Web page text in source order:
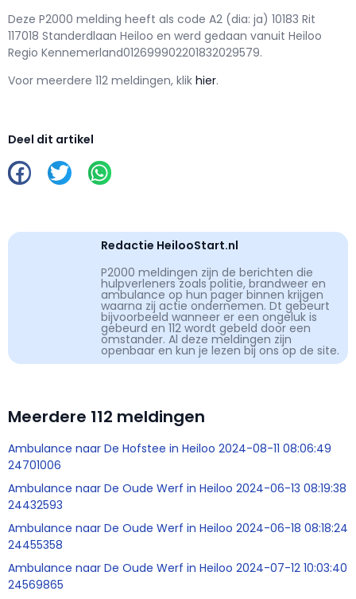
Deze P2000 melding heeft als code A2 (dia: ja) 10183 Rit
117018 Standerdlaan Heiloo en werd gedaan vanuit Heiloo
Regio Kennemerland012699902201832029579.
Voor meerdere 112 meldingen, klik hier.
Deel dit artikel
Redactie HeilooStart.nl
P2000 meldingen zijn de berichten die
hulpverleners zoals politie, brandweer en
ambulance op hun pager binnen krijgen
waarna zij actie ondernemen. Dt gebeurt
bijvoorbeeld wanneer er een ongeluk is
gebeurd en 112 wordt gebeld door een
omstander. Al deze meldingen zijn
openbaar en kun je lezen bij ons op de site.
Meerdere 112 meldingen
Ambulance naar De Hofstee in Heiloo 2024-08-11 08:06:49
24701006
Ambulance naar De Oude Werf in Heiloo 2024-06-13 08:19:38
24432593
Ambulance naar De Oude Werf in Heiloo 2024-06-18 08:18:24
24455358
Ambulance naar De Oude Werf in Heiloo 2024-07-12 10:03:40
24569865